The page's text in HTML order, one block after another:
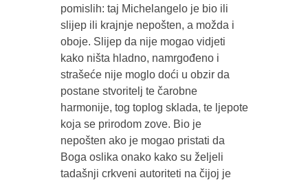
pomislih: taj Michelangelo je bio ili
slijep ili krajnje nepošten, a možda i
oboje. Slijep da nije mogao vidjeti
kako ništa hladno, namrgođeno i
strašeće nije moglo doći u obzir da
postane stvoritelj te čarobne
harmonije, tog toplog sklada, te ljepote
koja se prirodom zove. Bio je
nepošten ako je mogao pristati da
Boga oslika onako kako su željeli
tadašnji crkveni autoriteti na čijoj je